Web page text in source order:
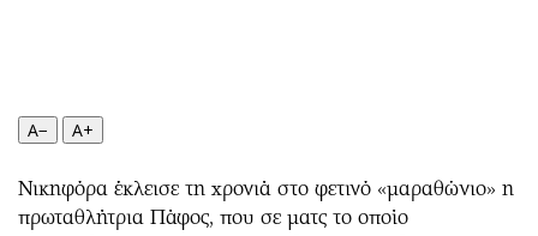
Κόσμος
Παράξενα
Πολιτισμός
Σινεμά
Εκπομπές
Wine routes
A− A+
Νικηφόρα έκλεισε τη χρονιά στο φετινό «μαραθώνιο» η
πρωταθλήτρια Πάφος, που σε ματς το οποίο